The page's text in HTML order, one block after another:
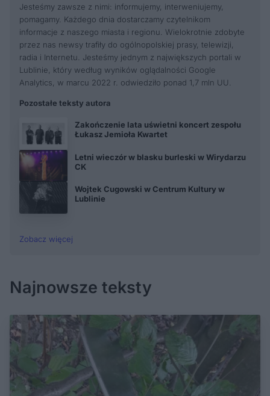
Jesteśmy zawsze z nimi: informujemy, interweniujemy,
pomagamy. Każdego dnia dostarczamy czytelnikom
informacje z naszego miasta i regionu. Wielokrotnie zdobyte
przez nas newsy trafiły do ogólnopolskiej prasy, telewizji,
radia i Internetu. Jesteśmy jednym z największych portali w
Lublinie, który według wyników oglądalności Google
Analytics, w marcu 2022 r. odwiedziło ponad 1,7 mln UU.
Pozostałe teksty autora
Zakończenie lata uświetni koncert zespołu
Łukasz Jemioła Kwartet
Letni wieczór w blasku burleski w Wirydarzu
CK
Wojtek Cugowski w Centrum Kultury w
Lublinie
Zobacz więcej
Najnowsze teksty